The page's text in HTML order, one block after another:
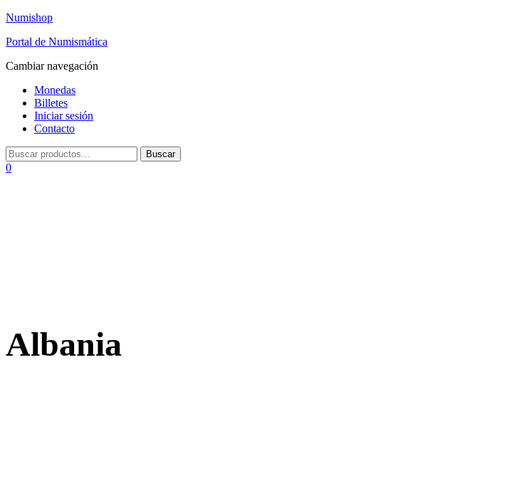
Numishop
Portal de Numismática
Cambiar navegación
Monedas
Billetes
Iniciar sesión
Contacto
0
Albania